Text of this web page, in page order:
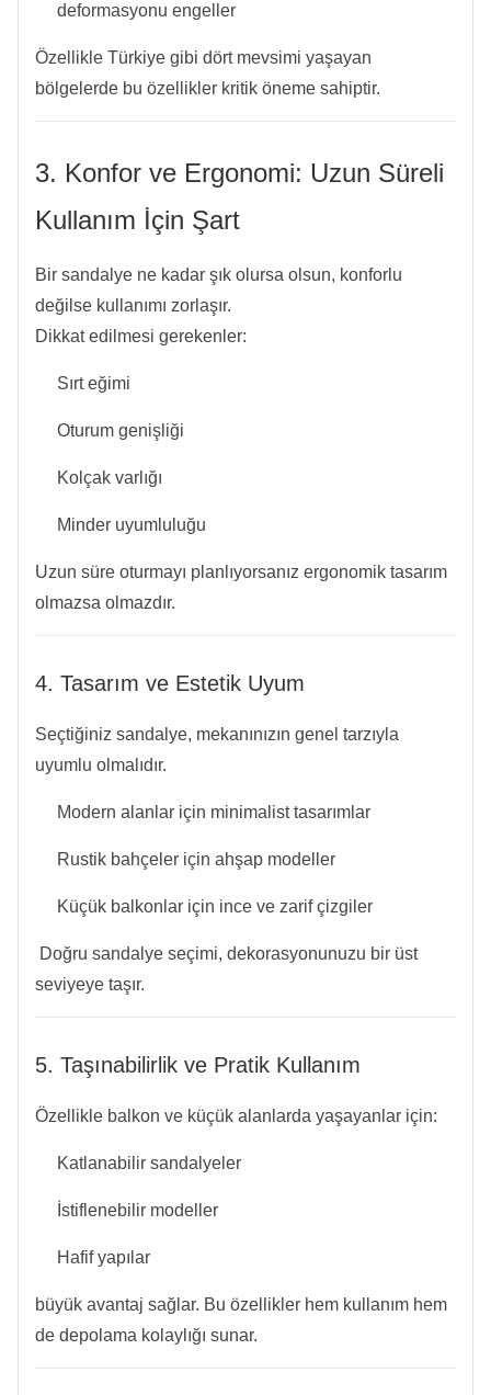
deformasyonu engeller
Özellikle Türkiye gibi dört mevsimi yaşayan
bölgelerde bu özellikler kritik öneme sahiptir.
3. Konfor ve Ergonomi: Uzun Süreli
Kullanım İçin Şart
Bir sandalye ne kadar şık olursa olsun, konforlu
değilse kullanımı zorlaşır.
Dikkat edilmesi gerekenler:
Sırt eğimi
Oturum genişliği
Kolçak varlığı
Minder uyumluluğu
Uzun süre oturmayı planlıyorsanız ergonomik tasarım
olmazsa olmazdır.
4. Tasarım ve Estetik Uyum
Seçtiğiniz sandalye, mekanınızın genel tarzıyla
uyumlu olmalıdır.
Modern alanlar için minimalist tasarımlar
Rustik bahçeler için ahşap modeller
Küçük balkonlar için ince ve zarif çizgiler
Doğru sandalye seçimi, dekorasyonunuzu bir üst
seviyeye taşır.
5. Taşınabilirlik ve Pratik Kullanım
Özellikle balkon ve küçük alanlarda yaşayanlar için:
Katlanabilir sandalyeler
İstiflenebilir modeller
Hafif yapılar
büyük avantaj sağlar. Bu özellikler hem kullanım hem
de depolama kolaylığı sunar.